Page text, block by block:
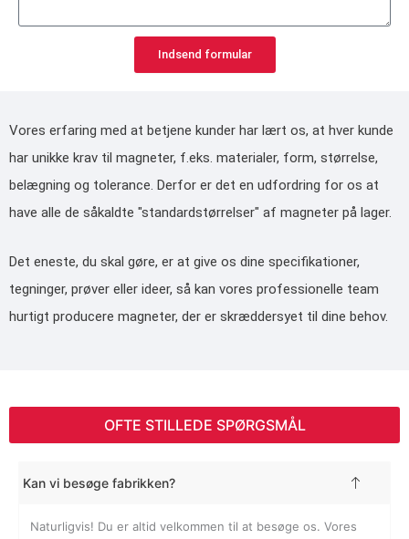
Indsend formular
Vores erfaring med at betjene kunder har lært os, at hver kunde
har unikke krav til magneter, f.eks. materialer, form, størrelse,
belægning og tolerance. Derfor er det en udfordring for os at
have alle de såkaldte "standardstørrelser" af magneter på lager.
Det eneste, du skal gøre, er at give os dine specifikationer,
tegninger, prøver eller ideer, så kan vores professionelle team
hurtigt producere magneter, der er skræddersyet til dine behov.
OFTE STILLEDE SPØRGSMÅL
Kan vi besøge fabrikken?
Naturligvis! Du er altid velkommen til at besøge os. Vores